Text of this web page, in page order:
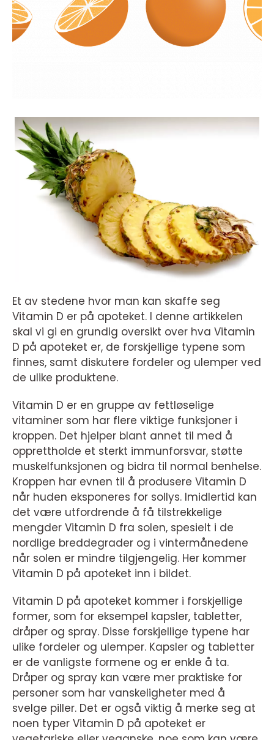
Et av stedene hvor man kan skaffe seg
Vitamin D er på apoteket. I denne artikkelen
skal vi gi en grundig oversikt over hva Vitamin
D på apoteket er, de forskjellige typene som
finnes, samt diskutere fordeler og ulemper ved
de ulike produktene.
Vitamin D er en gruppe av fettløselige
vitaminer som har flere viktige funksjoner i
kroppen. Det hjelper blant annet til med å
opprettholde et sterkt immunforsvar, støtte
muskelfunksjonen og bidra til normal benhelse.
Kroppen har evnen til å produsere Vitamin D
når huden eksponeres for sollys. Imidlertid kan
det være utfordrende å få tilstrekkelige
mengder Vitamin D fra solen, spesielt i de
nordlige breddegrader og i vintermånedene
når solen er mindre tilgjengelig. Her kommer
Vitamin D på apoteket inn i bildet.
Vitamin D på apoteket kommer i forskjellige
former, som for eksempel kapsler, tabletter,
dråper og spray. Disse forskjellige typene har
ulike fordeler og ulemper. Kapsler og tabletter
er de vanligste formene og er enkle å ta.
Dråper og spray kan være mer praktiske for
personer som har vanskeligheter med å
svelge piller. Det er også viktig å merke seg at
noen typer Vitamin D på apoteket er